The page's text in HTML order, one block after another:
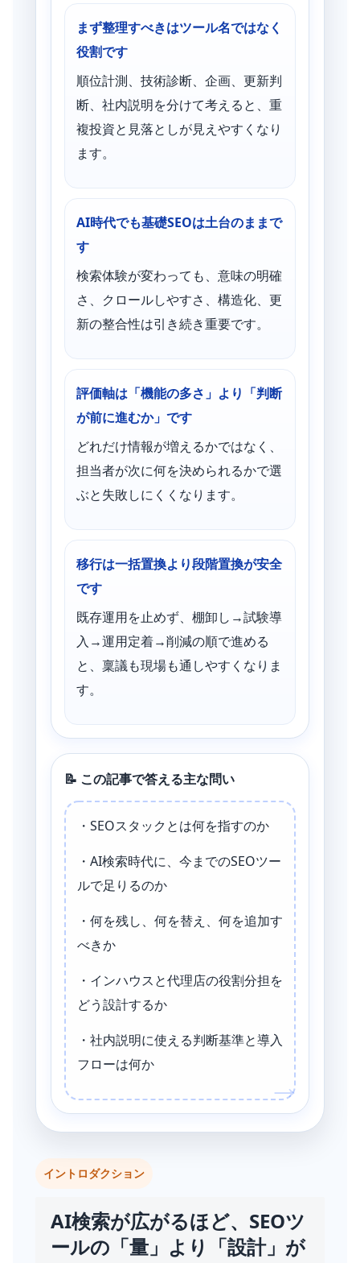
まず整理すべきはツール名ではなく
役割です
順位計測、技術診断、企画、更新判
断、社内説明を分けて考えると、重
複投資と見落としが見えやすくなり
ます。
AI時代でも基礎SEOは土台のままで
す
検索体験が変わっても、意味の明確
さ、クロールしやすさ、構造化、更
新の整合性は引き続き重要です。
評価軸は「機能の多さ」より「判断
が前に進むか」です
どれだけ情報が増えるかではなく、
担当者が次に何を決められるかで選
ぶと失敗しにくくなります。
移行は一括置換より段階置換が安全
です
既存運用を止めず、棚卸し→試験導
入→運用定着→削減の順で進める
と、稟議も現場も通しやすくなりま
す。
📝 この記事で答える主な問い
・SEOスタックとは何を指すのか
・AI検索時代に、今までのSEOツー
ルで足りるのか
・何を残し、何を替え、何を追加す
べきか
・インハウスと代理店の役割分担を
どう設計するか
・社内説明に使える判断基準と導入
フローは何か
イントロダクション
AI検索が広がるほど、SEOツ
ールの「量」より「設計」が